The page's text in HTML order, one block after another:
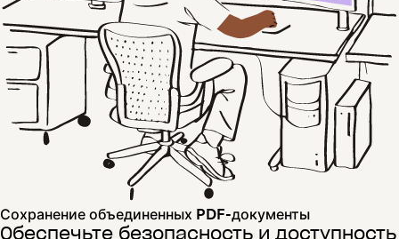
Сохранение объединенных PDF-документы
Обеспечьте безопасность и доступность